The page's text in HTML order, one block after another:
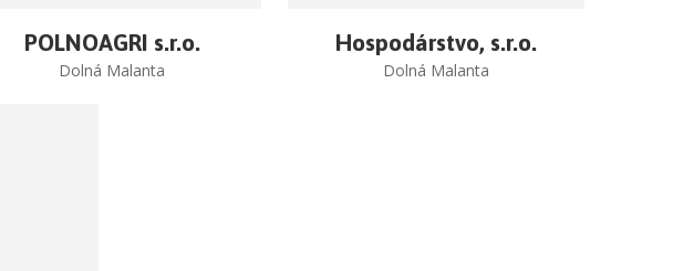
POLNOAGRI s.r.o.
Dolná Malanta
Hospodárstvo, s.r.o.
Dolná Malanta